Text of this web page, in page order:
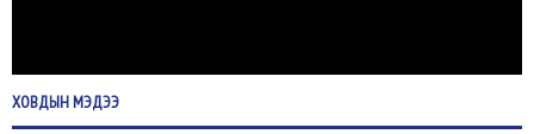
ХОВДЫНМЭДЭЭ